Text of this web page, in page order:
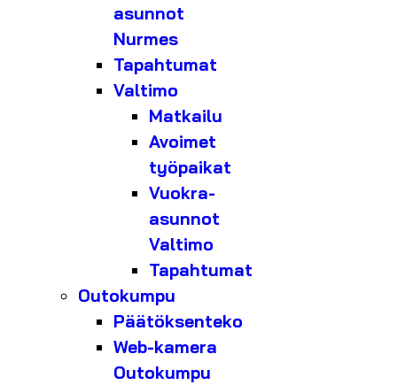
asunnot
Nurmes
Tapahtumat
Valtimo
Matkailu
Avoimet
työpaikat
Vuokra-
asunnot
Valtimo
Tapahtumat
Outokumpu
Päätöksenteko
Web-kamera
Outokumpu